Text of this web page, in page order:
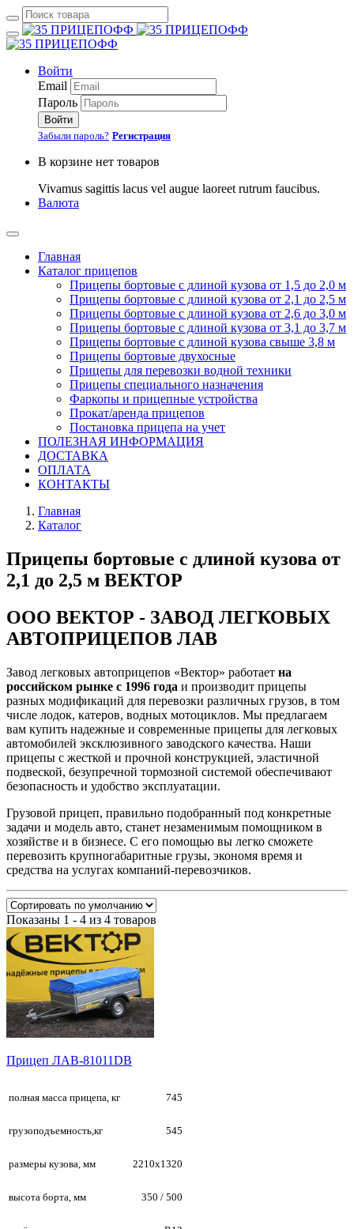
Войти
Email
Пароль
Войти
Забыли пароль? Регистрация
В корзине нет товаров
Vivamus sagittis lacus vel augue laoreet rutrum faucibus.
Валюта
Главная
Каталог прицепов
Прицепы бортовые с длиной кузова от 1,5 до 2,0 м
Прицепы бортовые с длиной кузова от 2,1 до 2,5 м
Прицепы бортовые с длиной кузова от 2,6 до 3,0 м
Прицепы бортовые с длиной кузова от 3,1 до 3,7 м
Прицепы бортовые с длиной кузова свыше 3,8 м
Прицепы бортовые двухосные
Прицепы для перевозки водной техники
Прицепы специального назначения
Фаркопы и прицепные устройства
Прокат/аренда прицепов
Постановка прицепа на учет
ПОЛЕЗНАЯ ИНФОРМАЦИЯ
ДОСТАВКА
ОПЛАТА
КОНТАКТЫ
Главная
Каталог
Прицепы бортовые с длиной кузова от
2,1 до 2,5 м ВЕКТОР
ООО ВЕКТОР - ЗАВОД ЛЕГКОВЫХ
АВТОПРИЦЕПОВ ЛАВ
Завод легковых автоприцепов «Вектор» работает на
российском рынке с 1996 года и производит прицепы
разных модификаций для перевозки различных грузов, в том
числе лодок, катеров, водных мотоциклов. Мы предлагаем
вам купить надежные и современные прицепы для легковых
автомобилей эксклюзивного заводского качества. Наши
прицепы с жесткой и прочной конструкцией, эластичной
подвеской, безупречной тормозной системой обеспечивают
безопасность и удобство эксплуатации.
Грузовой прицеп, правильно подобранный под конкретные
задачи и модель авто, станет незаменимым помощником в
хозяйстве и в бизнесе. С его помощью вы легко сможете
перевозить крупногабаритные грузы, экономя время и
средства на услугах компаний-перевозчиков.
Показаны 1 - 4 из 4 товаров
Прицеп ЛАВ-81011DВ
полная масса прицепа, кг 745
грузоподъемность,кг 545
размеры кузова, мм 2210х1320
высота борта, мм 350 / 500